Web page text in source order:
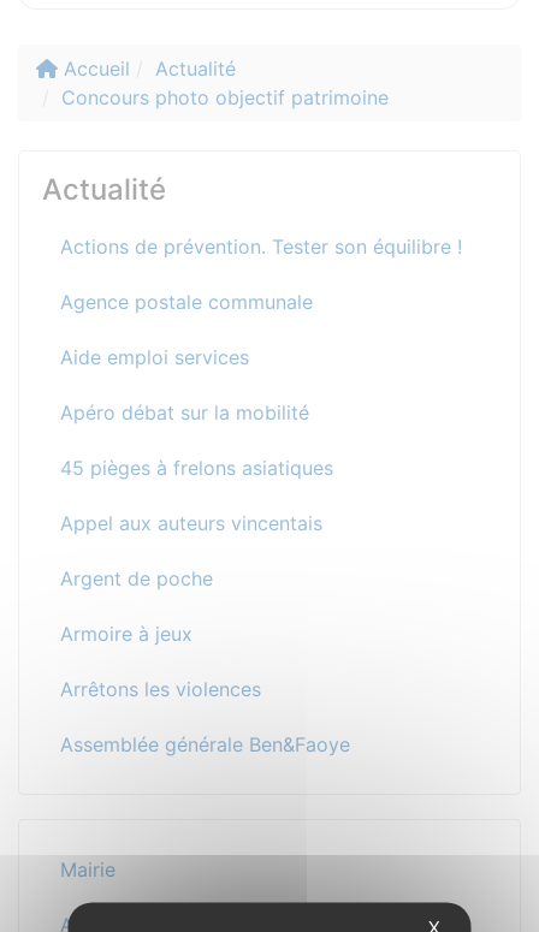
Accueil
Actualité
Concours photo objectif patrimoine
Actualité
Actions de prévention. Tester son équilibre !
Agence postale communale
Aide emploi services
Apéro débat sur la mobilité
45 pièges à frelons asiatiques
Appel aux auteurs vincentais
Argent de poche
Armoire à jeux
Arrêtons les violences
Assemblée générale Ben&Faoye
Mairie
Au quotidien X